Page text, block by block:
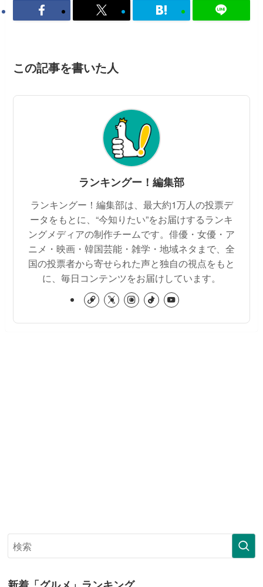
この記事を書いた人
ランキングー！編集部
ランキングー！編集部は、最大約1万人の投票デ
ータをもとに、“今知りたい”をお届けするランキ
ングメディアの制作チームです。俳優・女優・ア
ニメ・映画・韓国芸能・雑学・地域ネタまで、全
国の投票者から寄せられた声と独自の視点をもと
に、毎日コンテンツをお届けしています。